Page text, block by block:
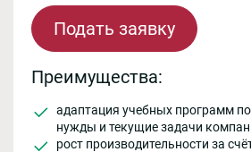
Подать заявку
Преимущества:
адаптация учебных программ
нужды и текущие задачи
рост производительности за